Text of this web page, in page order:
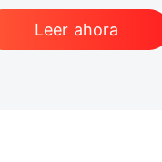
Leer ahora